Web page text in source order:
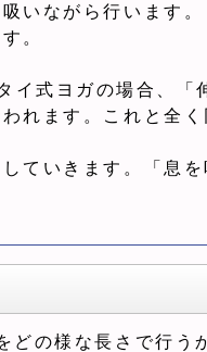
いながら行います。
。
式ヨガの場合、「
れます。これと全く
ていきます。「息
どの様な長さで行う